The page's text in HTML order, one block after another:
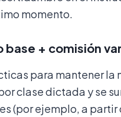
momento.
base + comisión
para mantener
clase dictada y se
(por ejemplo, a